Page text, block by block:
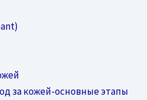
за кожей-основные этапы